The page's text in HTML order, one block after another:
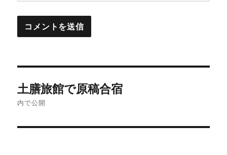
稿
土膳旅館で原稿合宿
内で公開